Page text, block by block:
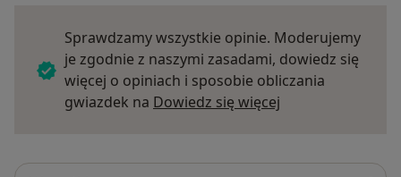
Sprawdzamy wszystkie opinie. Moderujemy
je zgodnie z naszymi zasadami, dowiedz się
więcej o opiniach i sposobie obliczania
gwiazdek na Dowiedz się więcej